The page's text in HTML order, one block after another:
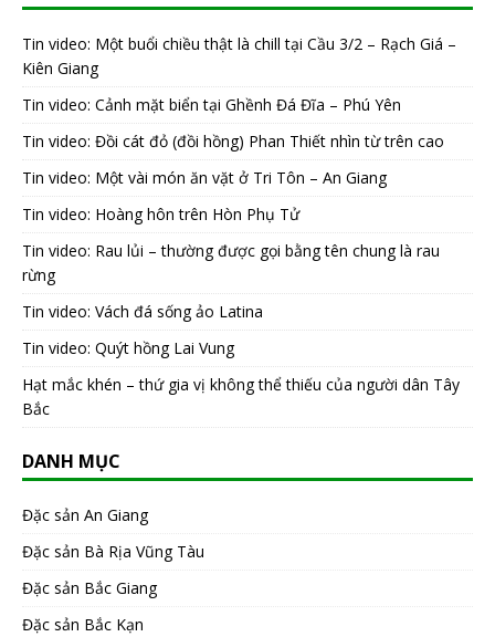
Tin video: Một buổi chiều thật là chill tại Cầu 3/2 – Rạch Giá –
Kiên Giang
Tin video: Cảnh mặt biển tại Ghềnh Đá Đĩa – Phú Yên
Tin video: Đồi cát đỏ (đồi hồng) Phan Thiết nhìn từ trên cao
Tin video: Một vài món ăn vặt ở Tri Tôn – An Giang
Tin video: Hoàng hôn trên Hòn Phụ Tử
Tin video: Rau lủi – thường được gọi bằng tên chung là rau
rừng
Tin video: Vách đá sống ảo Latina
Tin video: Quýt hồng Lai Vung
Hạt mắc khén – thứ gia vị không thể thiếu của người dân Tây
Bắc
DANH MỤC
Đặc sản An Giang
Đặc sản Bà Rịa Vũng Tàu
Đặc sản Bắc Giang
Đặc sản Bắc Kạn